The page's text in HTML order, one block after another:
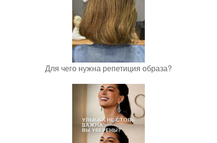
Для чего нужна репетиция образа?